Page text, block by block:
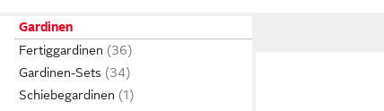
Gardinen
Fertiggardinen
Gardinen-Sets
Schiebegardinen